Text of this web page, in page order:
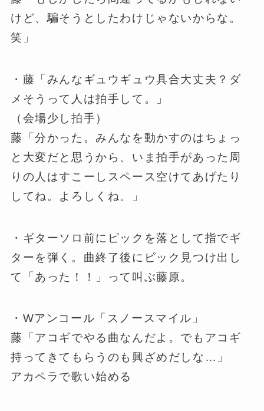
けど、騙そうとしたわけじゃないからな。
笑」
・藤「みんなギュウギュウ具合大丈夫？ダ
メそうって人は拍手して。」
（会場少し拍手）
藤「分かった。みんなを動かすのはちょっ
と大変だと思うから、いま拍手があった周
りの人はすこーしスペース空けてあげたり
してね。よろしくね。」
・ギターソロ前にピックを落として指でギ
ターを弾く。曲終了後にピック見つけ出し
て「あった！！」って叫ぶ藤原。
・Wアンコール「スノースマイル」
藤「アコギでやる曲なんだよ。でもアコギ
持ってきてもらうのも興ざめだしな…」
アカペラで歌い始める